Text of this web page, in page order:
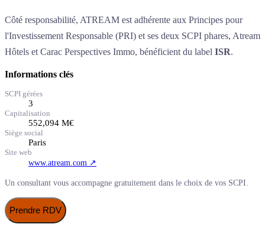
Côté responsabilité, ATREAM est adhérente aux Principes pour
l'Investissement Responsable (PRI) et ses deux SCPI phares, Atream
Hôtels et Carac Perspectives Immo, bénéficient du label ISR.
Informations clés
SCPI gérées
3
Capitalisation
552,094 M€
Siège social
Paris
Site web
www.atream.com ↗
Un consultant vous accompagne gratuitement dans le choix de vos SCPI.
Prendre RDV